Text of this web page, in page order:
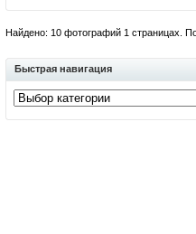
Найдено: 10 фотографий 1 страницах.
Быстрая навигация